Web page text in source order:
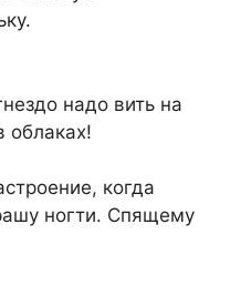
надо вить на
облаках!
когда
ногти. Спящему